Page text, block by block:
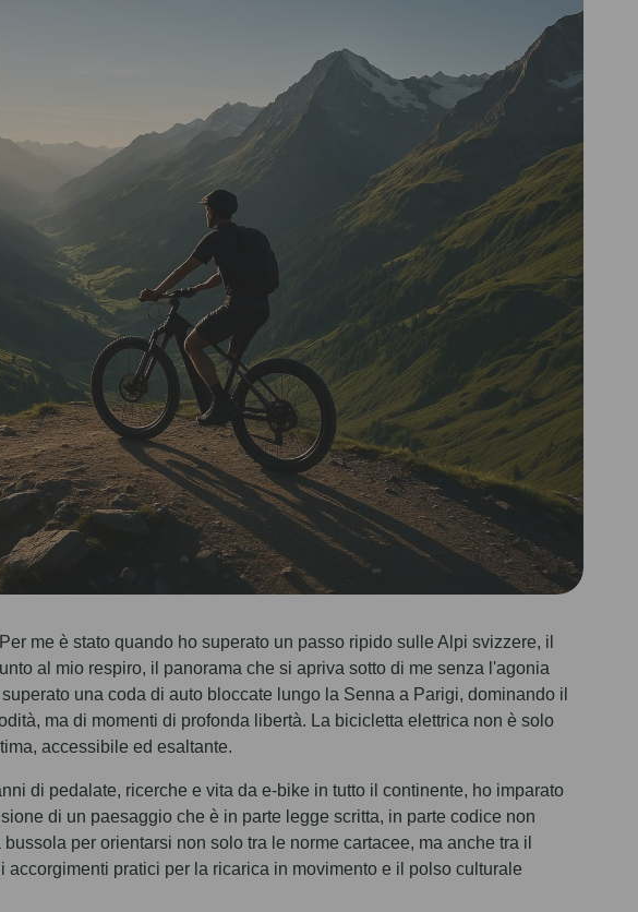
me è stato quando ho superato un passo ripido sulle Alpi svizzere, il
al mio respiro, il panorama che si apriva sotto di me senza l'agonia
una coda di auto bloccate lungo la Senna a Parigi, dominando il
ma di momenti di profonda libertà. La bicicletta elettrica non è solo
accessibile ed esaltante.
di pedalate, ricerche e vita da e-bike in tutto il continente, ho imparato
di un paesaggio che è in parte legge scritta, in parte codice non
per orientarsi non solo tra le norme cartacee, ma anche tra il
pratici per la ricarica in movimento e il polso culturale